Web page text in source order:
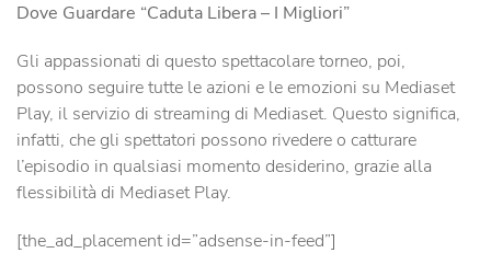
Dove Guardare “Caduta Libera – I Migliori”
Gli appassionati di questo spettacolare torneo, poi,
possono seguire tutte le azioni e le emozioni su Mediaset
Play, il servizio di streaming di Mediaset. Questo significa,
infatti, che gli spettatori possono rivedere o catturare
l’episodio in qualsiasi momento desiderino, grazie alla
flessibilità di Mediaset Play.
[the_ad_placement id=”adsense-in-feed”]